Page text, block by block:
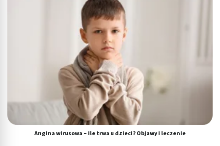
Angina wirusowa – ile trwa u dzieci? Objawy i leczenie